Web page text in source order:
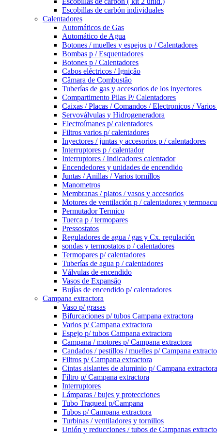
Escobillas de carbón individuales
Calentadores
Automáticos de Gas
Automático de Agua
Botones / muelles y espejos p / Calentadores
Bombas p / Esquentadores
Botones p / Calentadores
Cabos eléctricos / Igniçâo
Câmara de Combustâo
Tuberías de gas y accesorios de los inyectores
Compartimento Pilas P/ Calentadores
Caixas / Placas / Comandos / Electronicos /
Servoválvulas y Hidrogeneradora
Electroímanes p/ calentadores
Filtros varios p/ calentadores
Inyectores / juntas y accesorios p / calentadores
Interruptores p / calentador
Interruptores / Indicadores calentador
Encendedores y unidades de encendido
Juntas / Anillas / Varios tornillos
Manometros
Membranas / platos / vasos y accesorios
Motores de ventilación p / calentadores y
Permutador Termico
Tuerca p / termopares
Pressostatos
Reguladores de agua / gas y Cx. regulación
sondas y termostatos p / calentadores
Termopares p/ calentadores
Tuberías de agua p / calentadores
Válvulas de encendido
Vasos de Expansâo
Bujías de encendido p/ calentadores
Campana extractora
Vaso p/ grasas
Bifurcaciones p/ tubos Campana extractora
Varios p/ Campana extractora
Espejo p/ tubos Campana extractora
Campana / motores p/ Campana extractora
Candados / pestillos / muelles p/ Campana
Filtros p/ Campana extractora
Cintas aislantes de aluminio p/ Campana extractora
Filtro p/ Campana extractora
Interruptores
Lámparas / bujes y protecciones
Tubo Traqueal p/Campana
Tubos p/ Campana extractora
Turbinas / ventiladores y tornillos
Unión y reducciones / tubos de Campanas